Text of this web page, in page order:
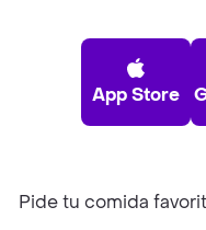
App Store
Pide tu comida